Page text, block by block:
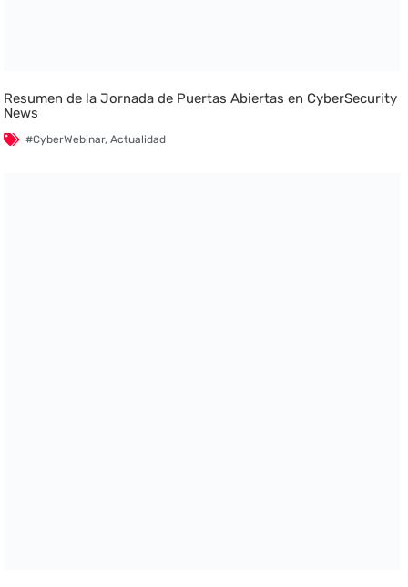
Resumen de la Jornada de Puertas Abiertas en CyberSecurity
News
#CyberWebinar,Actualidad